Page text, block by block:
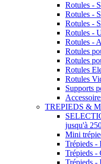
Rotules -
Rotules -
Rotules -
Rotules -
Rotules -
Rotules
Rotules
Rotules
Rotules
Supports
TREPIEDS &
jusqu'à
Mini
Trépieds -
Trépieds
Trépieds -